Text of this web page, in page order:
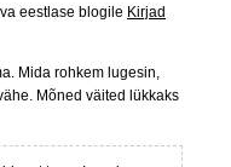
eestlase blogile Kirjad
Mida rohkem lugesin,
Mõned väited lükkaks